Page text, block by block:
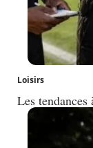
Loisirs
Les